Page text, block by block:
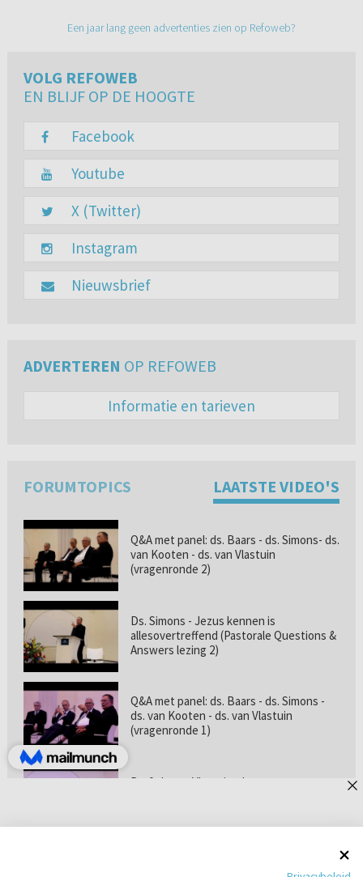
Een jaar lang geen advertenties zien op Refoweb?
VOLG REFOWEB
EN BLIJF OP DE HOOGTE
Facebook
Youtube
X (Twitter)
Instagram
Nieuwsbrief
ADVERTEREN OP REFOWEB
Informatie en tarieven
FORUMTOPICS LAATSTE VIDEO'S
Q&A met panel: ds. Baars - ds. Simons- ds.
van Kooten - ds. van Vlastuin
(vragenronde 2)
Ds. Simons - Jezus kennen is
allesovertreffend (Pastorale Questions &
Answers lezing 2)
Q&A met panel: ds. Baars - ds. Simons -
ds. van Kooten - ds. van Vlastuin
(vragenronde 1)
Prof. dr. van Vlastuin - Is